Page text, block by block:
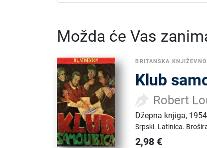
Možda će Vas
BRITANSKA
Klub
Robert
Džepna knjiga,
Srpski. Latinica.
2,98 €